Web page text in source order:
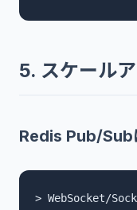
5. スケール
Redis Pub/Sub
> WebSocket/